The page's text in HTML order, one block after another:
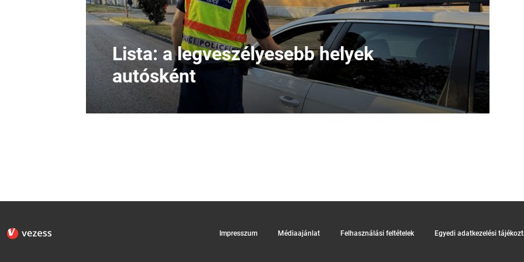
Lista: a legveszélyesebb helyek
autósként
Impresszum Médiaajánlat Felhasználási feltételek Egyedi adatkezelési